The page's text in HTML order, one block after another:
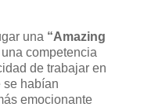
una “Amazing
una competencia
de trabajar en
se habían
emocionante